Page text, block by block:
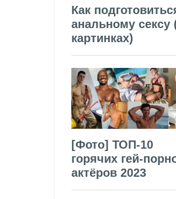
Как
анальному сексу
картинках)
[Фото] ТОП-10
горячих гей-
актёров 2023